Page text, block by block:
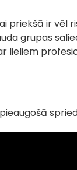
priekšā ir vēl
grupas
lieliem